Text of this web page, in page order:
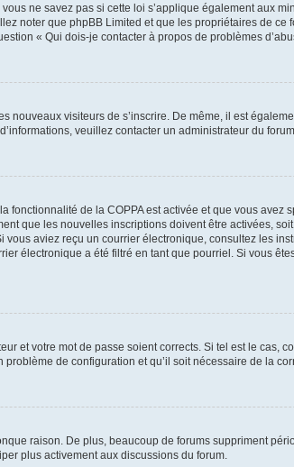
ne savez pas si cette loi s’applique également aux
noter que phpBB Limited et que les propriétaires de ce
« Qui dois-je contacter à propos de problèmes
nouveaux visiteurs de s’inscrire. De même, il est
veuillez contacter un administrateur du
de la COPPA est activée et que vous avez
que les nouvelles inscriptions doivent être activées,
aviez reçu un courrier électronique, consultez les
électronique a été filtré en tant que pourriel. Si vous
et votre mot de passe soient corrects. Si tel est le cas,
de configuration et qu’il soit nécessaire de la
raison. De plus, beaucoup de forums suppriment
plus activement aux discussions du forum.